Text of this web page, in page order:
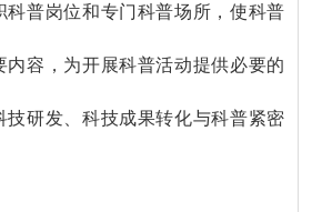
科普岗位和专门科普场所，使科普
内容，为开展科普活动提供必要的
技研发、科技成果转化与科普紧密